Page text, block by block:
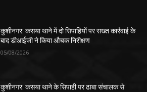
कुशीनगर: कसया थाने में दो सिपाहियों पर सख्त कार्रवाई के
बाद डीआईजी ने किया औचक निरीक्षण
05/08/2026
कुशीनगर: कसया थाने के सिपाही पर ढाबा संचालक से